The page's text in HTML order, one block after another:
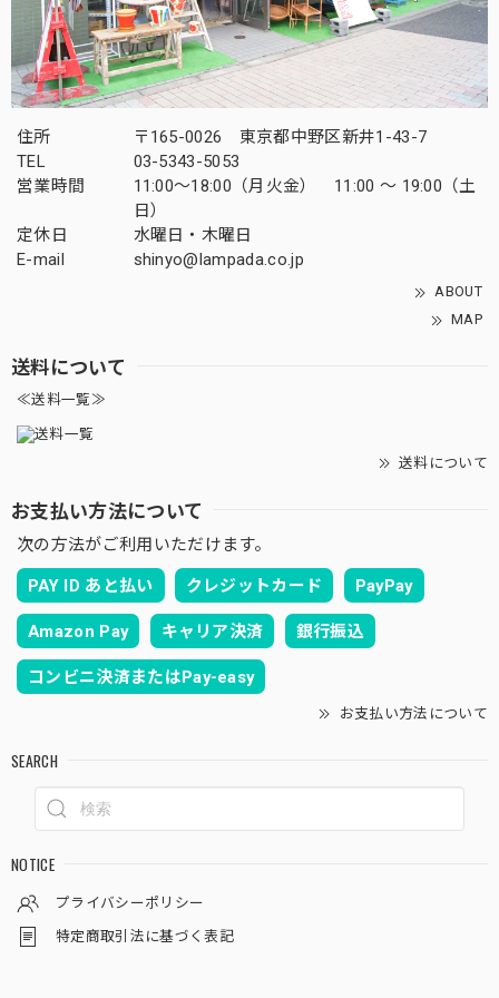
住所
〒165-0026 東京都中野区新井1-43-7
TEL
03-5343-5053
営業時間
11:00～18:00（月火金） 11:00 ～ 19:00（土
日）
定休日
水曜日・木曜日
E-mail
shinyo@lampada.co.jp
ABOUT
MAP
送料について
≪送料一覧≫
送料について
お支払い方法について
次の方法がご利用いただけます。
PAY ID あと払い クレジットカード PayPay
Amazon Pay キャリア決済 銀行振込
コンビニ決済またはPay-easy
お支払い方法について
SEARCH
NOTICE
プライバシーポリシー
特定商取引法に基づく表記